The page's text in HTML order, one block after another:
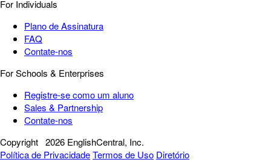
For Individuals
Plano de Assinatura
FAQ
Contate-nos
For Schools & Enterprises
Registre-se como um aluno
Sales & Partnership
Contate-nos
Copyright 2026 EnglishCentral, Inc.
Política de PrivacidadeTermos de Uso Diretório